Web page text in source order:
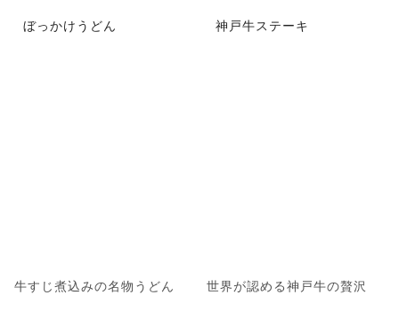
ぼっかけうどん
牛すじ煮込みの名物うどん
神戸牛ステーキ
世界が認める神戸牛の贅沢